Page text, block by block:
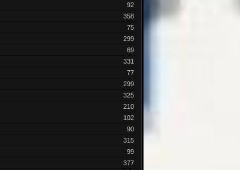
92
358
75
299
69
331
77
299
325
210
102
90
315
99
377